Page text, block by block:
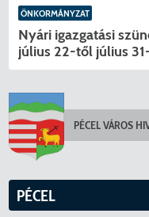
ÖNKORMÁNYZAT
Nyári igazgatási
július 22-től július
PÉCEL VÁROS
PÉCEL